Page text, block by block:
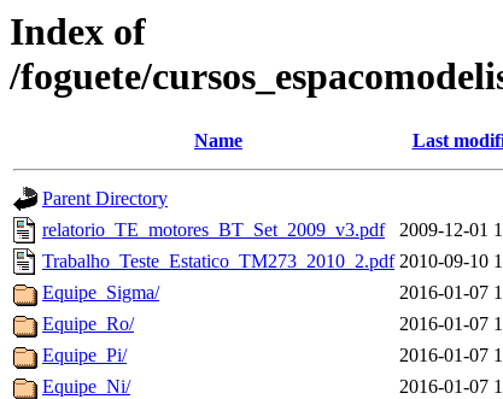
Index of
/foguete/
Name Last
Parent Directory
relatorio_TE_motores_BT_Set_2009_v3.pdf
2009-12-01
Trabalho_Teste_Estatico_TM273_2010_2.pdf 2010-09-10
Equipe_Sigma/
2016-01-07
Equipe_Ro/
2016-01-07
Equipe_Pi/
2016-01-07
Equipe_Ni/
2016-01-07